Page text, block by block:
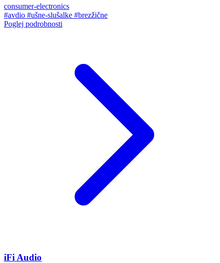
consumer-electronics
#avdio #ušne-slušalke #brezžične
Poglej podrobnosti
iFi Audio